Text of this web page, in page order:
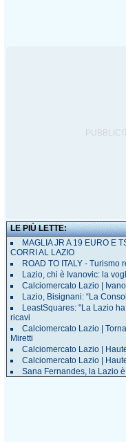
LE PIÙ LETTE:
MAGLIA JR A 19 EURO E
CORRI AL LAZIO
ROAD TO ITALY -
Lazio, chi è Ivanovic: la
Calciomercato Lazio |
Lazio, Bisignani: “La
LeastSquares: "La Lazio
ricavi
Calciomercato Lazio |
Miretti
Calciomercato Lazio |
Calciomercato Lazio |
Sana Fernandes, la Lazio